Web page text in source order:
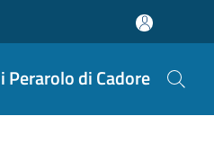
Perarolo di Cadore